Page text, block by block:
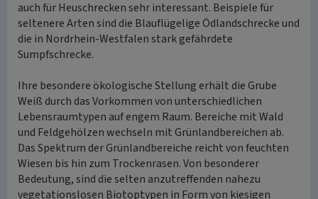
auch für Heuschrecken sehr interessant. Beispiele für
seltenere Arten sind die Blauflügelige Ödlandschrecke und
die in Nordrhein-Westfalen stark gefährdete
Sumpfschrecke.
Ihre besondere ökologische Stellung erhält die Grube
Weiß durch das Vorkommen von unterschiedlichen
Lebensraumtypen auf engem Raum. Bereiche mit Wald
und Feldgehölzen wechseln mit Grünlandbereichen ab.
Das Spektrum der Grünlandbereiche reicht von feuchten
Wiesen bis hin zum Trockenrasen. Von besonderer
Bedeutung, sind die selten anzutreffenden nahezu
vegetationslosen Biotoptypen in Form von kiesigen